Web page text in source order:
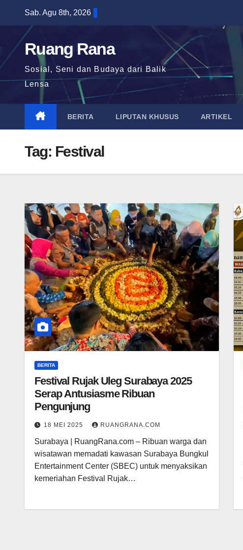
content
Sab. Agu 8th, 2026
Ruang Rana
Sosial, Seni dan Budaya dari Balik
Lensa
BERITA LIPUTAN KHUSUS ARTIKEL
Tag: Festival
BERITA
Festival Rujak Uleg Surabaya 2025
Serap Antusiasme Ribuan
Pengunjung
18 MEI 2025 RUANGRANA.COM
Surabaya | RuangRana.com – Ribuan warga dan
wisatawan memadati kawasan Surabaya Bungkul
Entertainment Center (SBEC) untuk menyaksikan
kemeriahan Festival Rujak…